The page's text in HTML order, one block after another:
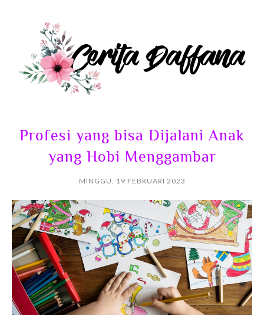
Profesi yang bisa Dijalani Anak
yang Hobi Menggambar
MINGGU, 19 FEBRUARI 2023